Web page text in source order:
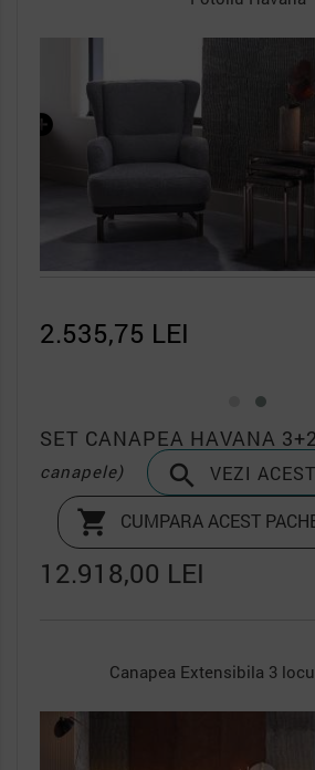
2.535,75 LEI
SET CANAPEA HAVANA
canapele)
 VEZI
 CUMPARA ACEST
12.918,00 LEI
Canapea Extensibila 3